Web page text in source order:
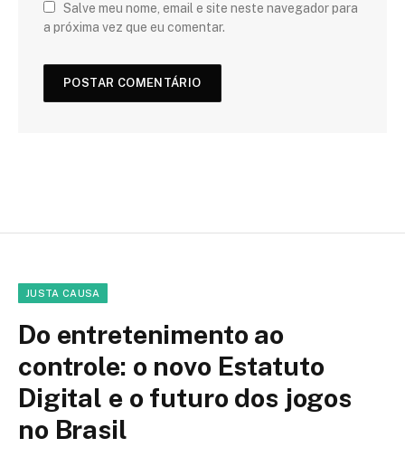
Salve meu nome, email e site neste navegador para
a próxima vez que eu comentar.
JUSTA CAUSA
Do entretenimento ao
controle: o novo Estatuto
Digital e o futuro dos jogos
no Brasil